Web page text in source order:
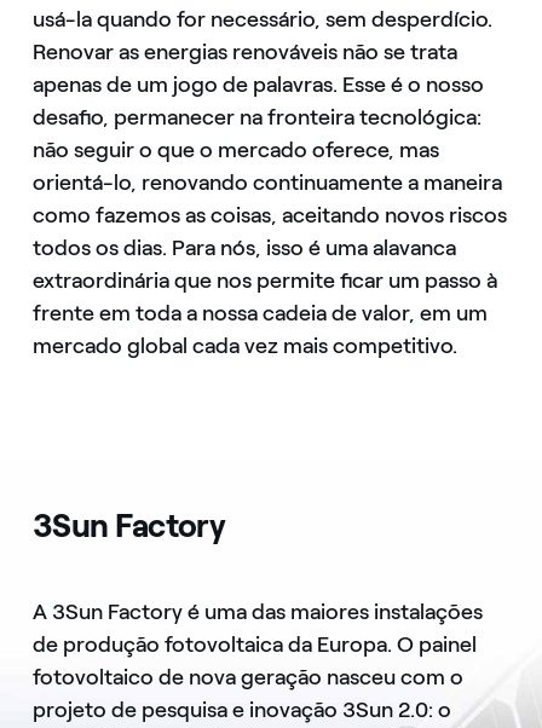
usá-la quando for necessário, sem desperdício.
Renovar as energias renováveis não se trata
apenas de um jogo de palavras. Esse é o nosso
desafio, permanecer na fronteira tecnológica:
não seguir o que o mercado oferece, mas
orientá-lo, renovando continuamente a maneira
como fazemos as coisas, aceitando novos riscos
todos os dias. Para nós, isso é uma alavanca
extraordinária que nos permite ficar um passo à
frente em toda a nossa cadeia de valor, em um
mercado global cada vez mais competitivo.
3Sun Factory
A 3Sun Factory é uma das maiores instalações
de produção fotovoltaica da Europa. O painel
fotovoltaico de nova geração nasceu com o
projeto de pesquisa e inovação 3Sun 2.0: o